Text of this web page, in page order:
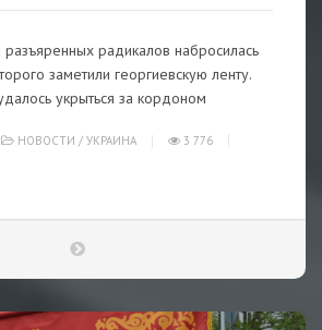
радикалов набросилась
заметили георгиевскую ленту.
укрыться за кордоном
НОВОСТИ / УКРАИНА
3 776